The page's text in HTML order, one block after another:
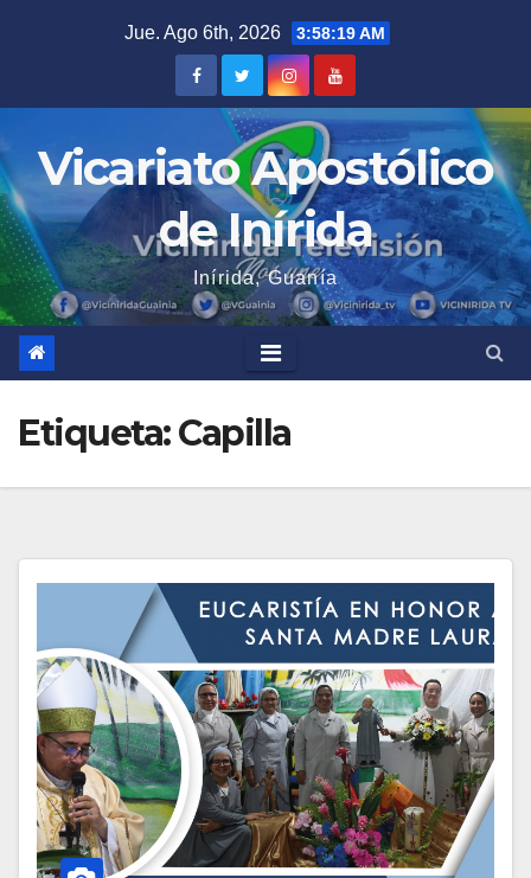
Jue. Ago 6th, 2026 3:58:19 AM
Vicariato Apostólico
de Inírida
Inírida, Guanía
Etiqueta:Capilla